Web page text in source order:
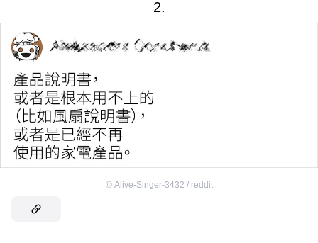
2.
© Alive-Singer-3432 / reddit